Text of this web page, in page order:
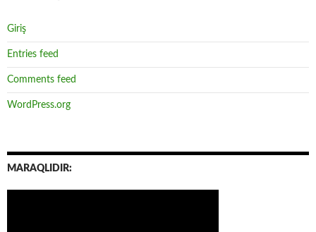
Giriş
Entries feed
Comments feed
WordPress.org
MARAQLIDIR: